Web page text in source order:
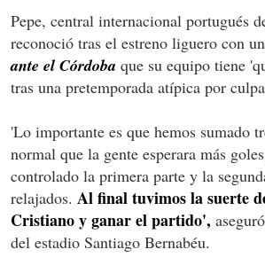
Pepe, central internacional portugués
reconoció tras el estreno liguero con
ante el Córdoba que su equipo tiene
tras una pretemporada atípica por
'Lo importante es que hemos sumado
normal que la gente esperara más
controlado la primera parte y la
relajados. Al final tuvimos la suerte
Cristiano y ganar el partido',
del estadio Santiago Bernabéu.